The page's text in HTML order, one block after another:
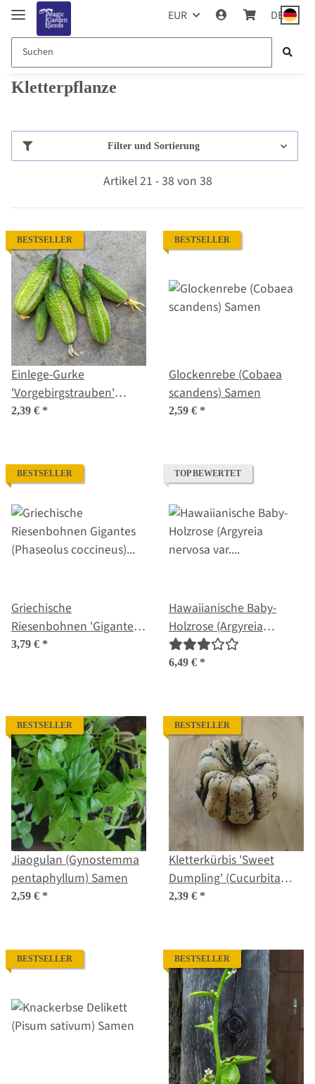
EUR DE
Kletterpflanze
Filter und Sortierung
Artikel 21 - 38 von 38
BESTSELLER
Einlege-Gurke
'Vorgebirgstrauben'
(Cucumis sativus) Samen
2,39 € *
BESTSELLER
Glockenrebe (Cobaea
scandens) Samen
2,59 € *
BESTSELLER
Griechische
Riesenbohnen 'Gigantes'
(Phaseolus coccineus)
3,79 € *
TOP BEWERTET
Hawaiianische Baby-
Holzrose (Argyreia
nervosa var. nervosa)
Samen
6,49 € *
BESTSELLER
Jiaogulan (Gynostemma
pentaphyllum) Samen
2,59 € *
BESTSELLER
Kletterkürbis 'Sweet
Dumpling' (Cucurbita
pepo) Samen
2,39 € *
BESTSELLER BESTSELLER